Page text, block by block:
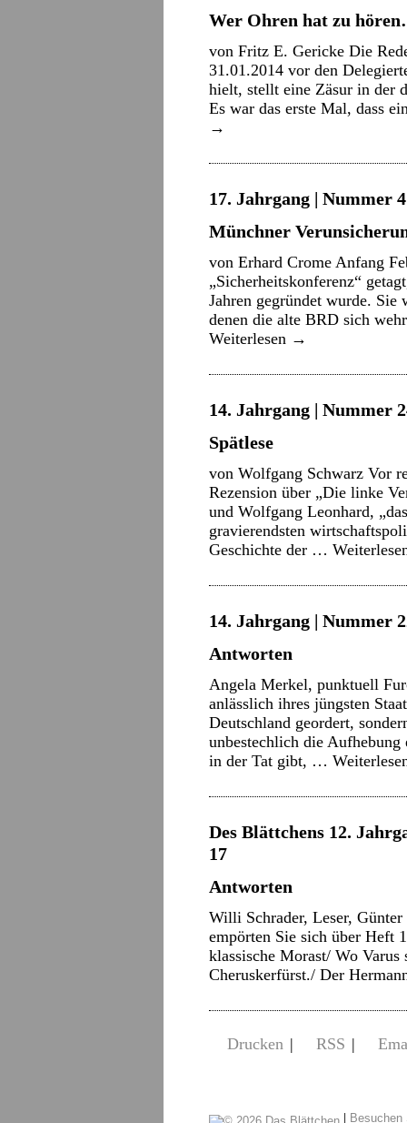
Wer Ohren hat zu
von Fritz E. Gericke Die
31.01.2014 vor den
hielt, stellt eine Zäsur in der
Es war das erste Mal, dass
→
17. Jahrgang | Nummer
Münchner
von Erhard Crome Anfang
„Sicherheitskonferenz“
Jahren gegründet wurde.
denen die alte BRD sich
Weiterlesen →
14. Jahrgang | Nummer
Spätlese
von Wolfgang Schwarz Vor
Rezension über „Die linke
und Wolfgang Leonhard,
gravierendsten
Geschichte der …
14. Jahrgang | Nummer
Antworten
Angela Merkel, punktuell
anlässlich ihres jüngsten
Deutschland geordert,
unbestechlich die
in der Tat gibt, …
Des Blättchens 12.
17
Antworten
Willi Schrader, Leser,
empörten Sie sich über Heft
klassische Morast/ Wo
Cheruskerfürst./ Der
Drucken | RSS |
|